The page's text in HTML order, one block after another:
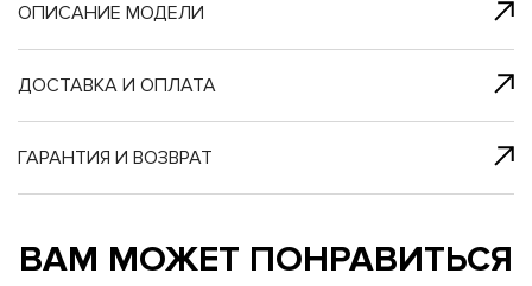
клик
и в
ОПИСАНИЕ МОДЕЛИ
ДОСТАВКА И ОПЛАТА
ГАРАНТИЯ И ВОЗВРАТ
ВАМ МОЖЕТ ПОНРАВИТЬСЯ
с нами
и в